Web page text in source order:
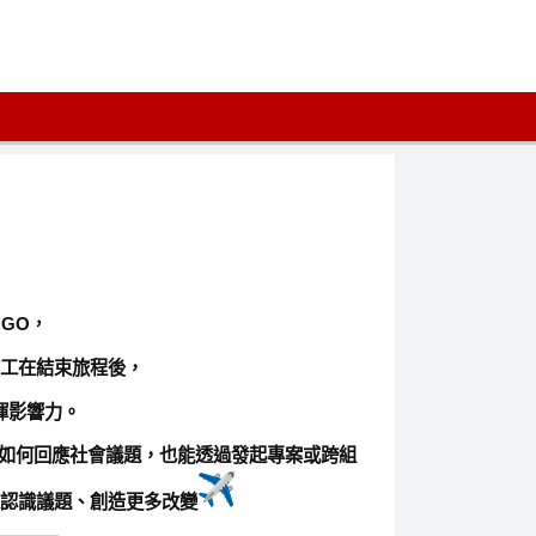
，
在結束旅程後，
響力。
何回應社會議題，也能透過發起專案或跨組
識議題、創造更多改變